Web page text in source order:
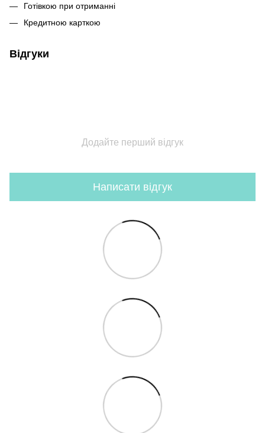
Готівкою при отриманні
Кредитною карткою
Відгуки
Додайте перший відгук
Написати відгук